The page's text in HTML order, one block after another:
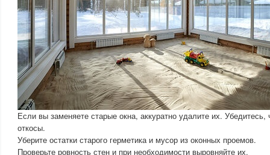
Если вы заменяете старые окна, аккуратно удалите их. Убедитесь,
откосы.
Уберите остатки старого герметика и мусор из оконных проемов.
Проверьте ровность стен и при необходимости выровняйте их.